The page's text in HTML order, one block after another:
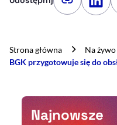
Najnowsze
Kopiuj link
Strona główna Na żywo
BGK przygotowuje się do